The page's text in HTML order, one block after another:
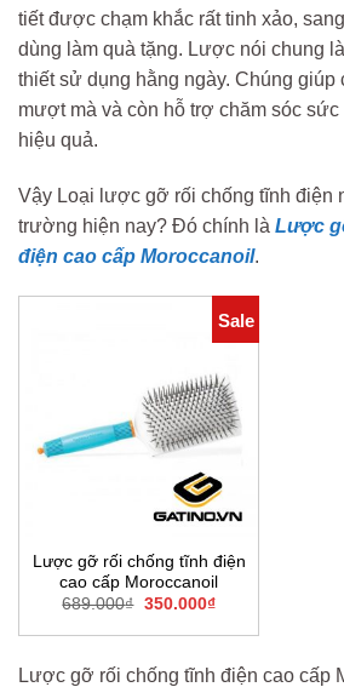
tiết được chạm khắc rất tinh xảo,
dùng làm quà tặng. Lược nói chung
thiết sử dụng hằng ngày. Chúng giúp
mượt mà và còn hỗ trợ chăm sóc sức
hiệu quả.
Vậy Loại lược gỡ rối chống tĩnh điện
trường hiện nay? Đó chính là Lược
điện cao cấp Moroccanoil.
Sale
Lược gỡ rối chống tĩnh điện
cao cấp Moroccanoil
689.000₫ Giá
là:
350.000₫Giá
tại
350.000₫.
Lược gỡ rối chống tĩnh điện cao cấp